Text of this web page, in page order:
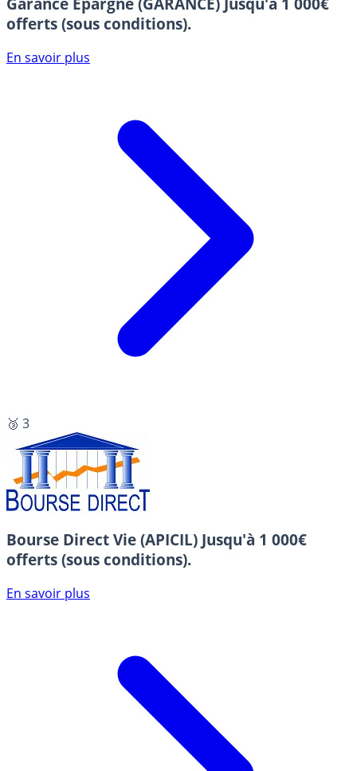
offerts (sous conditions).
En savoir plus
🥉 3
Bourse Direct Vie (APICIL) Jusqu'à 1 000€
offerts (sous conditions).
En savoir plus